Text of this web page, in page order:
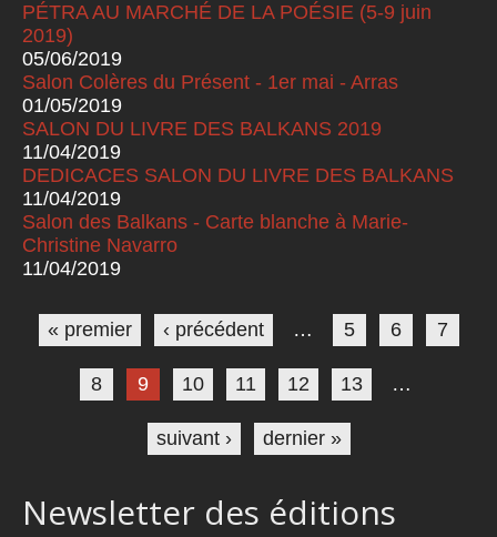
PÉTRA AU MARCHÉ DE LA POÉSIE (5-9 juin
2019)
05/06/2019
Salon Colères du Présent - 1er mai - Arras
01/05/2019
SALON DU LIVRE DES BALKANS 2019
11/04/2019
DEDICACES SALON DU LIVRE DES BALKANS
11/04/2019
Salon des Balkans - Carte blanche à Marie-
Christine Navarro
11/04/2019
Pages
« premier ‹ précédent … 5 6 7
8 9 10 11 12 13 …
suivant › dernier »
Newsletter des éditions